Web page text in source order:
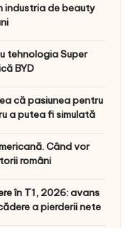
industria de beauty
tehnologia Super
BYD
că pasiunea pentru
a putea fi simulată
Când vor
români
în T1, 2026: avans
a pierderii nete